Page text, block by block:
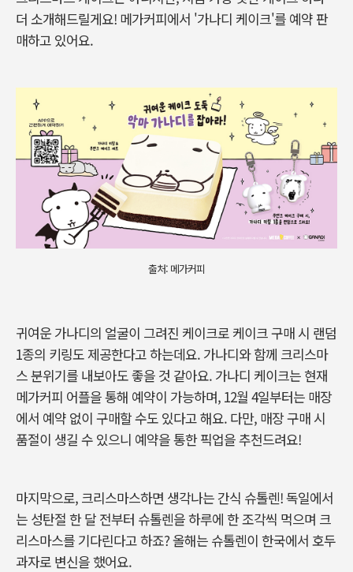
더 소개해드릴게요! 메가커피에서 '가나디 케이크'를 예약 판
매하고 있어요.
출처: 메가커피
귀여운 가나디의 얼굴이 그려진 케이크로 케이크 구매 시 랜덤
1종의 키링도 제공한다고 하는데요. 가나디와 함께 크리스마
스 분위기를 내보아도 좋을 것 같아요. 가나디 케이크는 현재
메가커피 어플을 통해 예약이 가능하며, 12월 4일부터는 매장
에서 예약 없이 구매할 수도 있다고 해요. 다만, 매장 구매 시
품절이 생길 수 있으니 예약을 통한 픽업을 추천드려요!
마지막으로, 크리스마스하면 생각나는 간식 슈톨렌! 독일에서
는 성탄절 한 달 전부터 슈톨렌을 하루에 한 조각씩 먹으며 크
리스마스를 기다린다고 하죠? 올해는 슈톨렌이 한국에서 호두
과자로 변신을 했어요.